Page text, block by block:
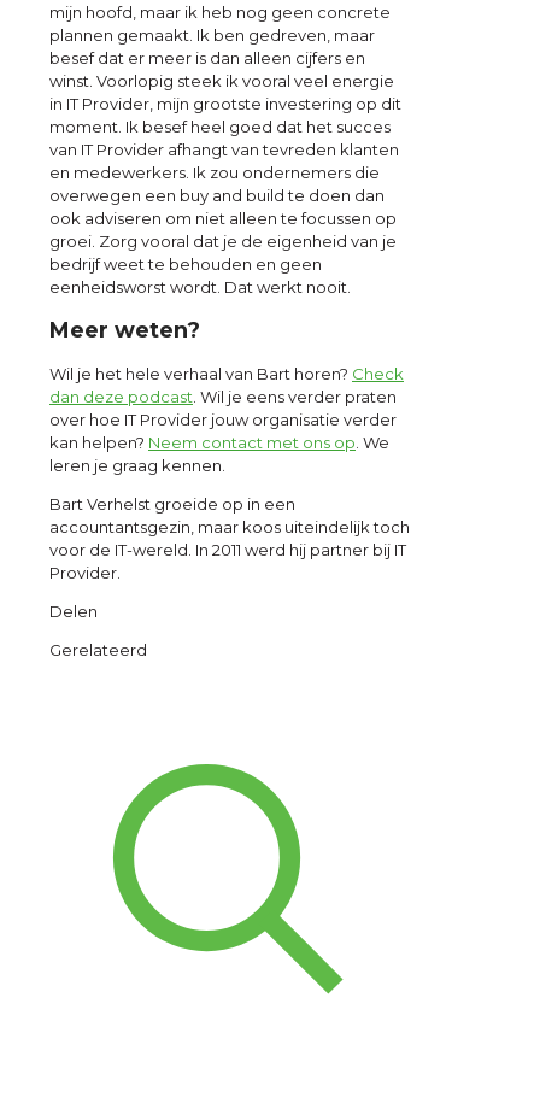
mijn hoofd, maar ik heb nog geen concrete
plannen gemaakt. Ik ben gedreven, maar
besef dat er meer is dan alleen cijfers en
winst. Voorlopig steek ik vooral veel energie
in IT Provider, mijn grootste investering op dit
moment. Ik besef heel goed dat het succes
van IT Provider afhangt van tevreden klanten
en medewerkers. Ik zou ondernemers die
overwegen een buy and build te doen dan
ook adviseren om niet alleen te focussen op
groei. Zorg vooral dat je de eigenheid van je
bedrijf weet te behouden en geen
eenheidsworst wordt. Dat werkt nooit.
Meer weten?
Wil je het hele verhaal van Bart horen? Check
dan deze podcast. Wil je eens verder praten
over hoe IT Provider jouw organisatie verder
kan helpen? Neem contact met ons op. We
leren je graag kennen.
Bart Verhelst groeide op in een
accountantsgezin, maar koos uiteindelijk toch
voor de IT-wereld. In 2011 werd hij partner bij IT
Provider.
Delen
Gerelateerd